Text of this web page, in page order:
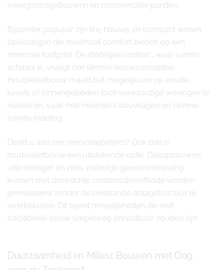
meergezinsgebouwen en commerciële panden.
Bijzonder populair zijn tiny houses en compact wonen
oplossingen die maximaal comfort bieden op een
minimale footprint. De stedelijke context , waar ruimte
schaars is, vraagt om slimme bouwconcepten.
Houtskeletbouw maakt het mogelijk om op smalle
kavels of binnengebieden toch volwaardige woningen te
realiseren, vaak met meerdere bouwlagen en slimme
ruimte-indeling.
Denkt u aan een renovatieproject? Ook dan is
houtskeletbouw een uitstekende optie. Dakopbouwen,
uitbreidingen en zelfs volledige gevelvernieuwing
kunnen met deze lichte constructiemethode worden
gerealiseerd zonder de bestaande draagstructuur te
overbelasten. Dit opent mogelijkheden die met
traditionele bouw simpelweg onhaalbaar zouden zijn.
Duurzaamheid en Milieu: Bouwen met Oog